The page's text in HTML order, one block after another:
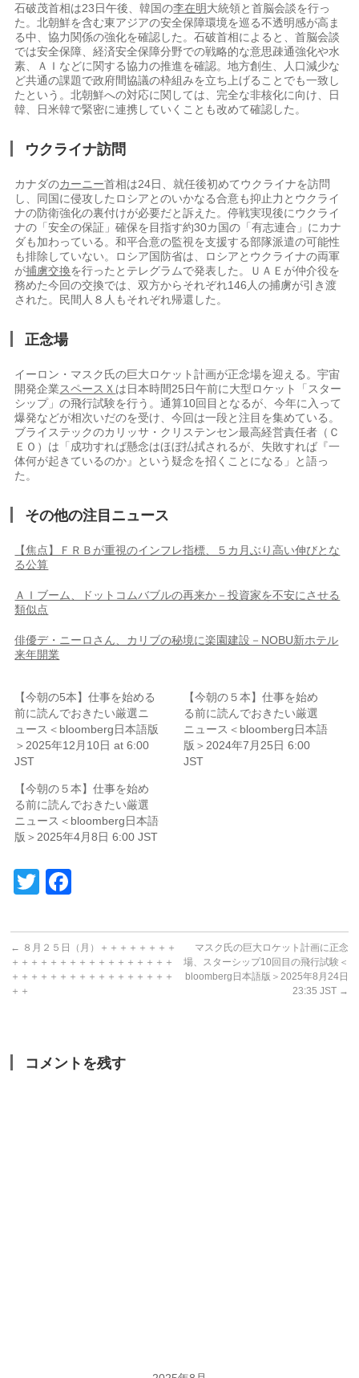
石破茂首相は23日午後、韓国の李在明大統領と首脳会談を行っ
た。北朝鮮を含む東アジアの安全保障環境を巡る不透明感が高ま
る中、協力関係の強化を確認した。石破首相によると、首脳会談
では安全保障、経済安全保障分野での戦略的な意思疎通強化や水
素、ＡＩなどに関する協力の推進を確認。地方創生、人口減少な
ど共通の課題で政府間協議の枠組みを立ち上げることでも一致し
たという。北朝鮮への対応に関しては、完全な非核化に向け、日
韓、日米韓で緊密に連携していくことも改めて確認した。
ウクライナ訪問
カナダのカーニー首相は24日、就任後初めてウクライナを訪問
し、同国に侵攻したロシアとのいかなる合意も抑止力とウクライ
ナの防衛強化の裏付けが必要だと訴えた。停戦実現後にウクライ
ナの「安全の保証」確保を目指す約30カ国の「有志連合」にカナ
ダも加わっている。和平合意の監視を支援する部隊派遣の可能性
も排除していない。ロシア国防省は、ロシアとウクライナの両軍
が捕虜交換を行ったとテレグラムで発表した。ＵＡＥが仲介役を
務めた今回の交換では、双方からそれぞれ146人の捕虜が引き渡
された。民間人８人もそれぞれ帰還した。
正念場
イーロン・マスク氏の巨大ロケット計画が正念場を迎える。宇宙
開発企業スペースＸ は日本時間25日午前に大型ロケット「スター
シップ」の飛行試験を行う。通算10回目となるが、今年に入って
爆発などが相次いだのを受け、今回は一段と注目を集めている。
ブライステックのカリッサ・クリステンセン最高経営責任者（Ｃ
ＥＯ）は「成功すれば懸念はほぼ払拭されるが、失敗すれば『一
体何が起きているのか』という疑念を招くことになる」と語っ
た。
その他の注目ニュース
【焦点】ＦＲＢが重視のインフレ指標、５カ月ぶり高い伸びとな
る公算
ＡＩブーム、ドットコムバブルの再来か－投資家を不安にさせる
類似点
俳優デ・ニーロさん、カリブの秘境に楽園建設－NOBU新ホテル
来年開業
【今朝の5本】仕事を始める
前に読んでおきたい厳選ニ
ュース＜bloomberg日本語版
＞2025年12月10日 at 6:00
JST
【今朝の５本】仕事を始め
る前に読んでおきたい厳選
ニュース＜bloomberg日本語
版＞2024年7月25日 6:00
JST
【今朝の５本】仕事を始め
る前に読んでおきたい厳選
ニュース＜bloomberg日本語
版＞2025年4月8日 6:00 JST
Twitter
← ８月２５日（月）＋＋＋＋＋＋＋＋
＋＋＋＋＋＋＋＋＋＋＋＋＋＋＋＋＋
＋＋＋＋＋＋＋＋＋＋＋＋＋＋＋＋＋
＋＋
マスク氏の巨大ロケット計画に正念
場、スターシップ10回目の飛行試験＜
bloomberg日本語版＞2025年8月24日
23:35 JST →
コメントを残す